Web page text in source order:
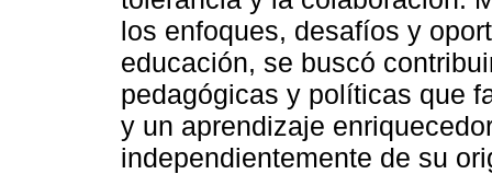
los enfoques, desafíos y
educación, se buscó
pedagógicas y políticas que
y un aprendizaje
independientemente de su